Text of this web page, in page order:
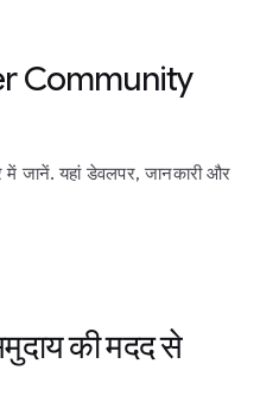
Community
जानें. यहां डेवलपर, जानकारी और
की मदद से